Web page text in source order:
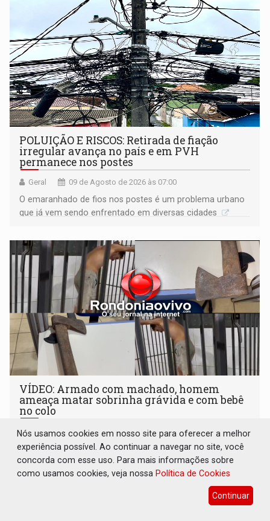
POLUIÇÃO E RISCOS: Retirada de fiação
irregular avança no país e em PVH
permanece nos postes
Geral 09 de Agosto de 2026 às 07:00
O emaranhado de fios nos postes é um problema urbano
que já vem sendo enfrentado em diversas cidades
VÍDEO: Armado com machado, homem
ameaça matar sobrinha grávida e com bebê
no colo
Polícia 09 de Agosto de 2026 às 04:05
Crime foi registrado na zona Sul de Porto Velho
Nós usamos cookies em nosso site para oferecer a melhor
experiência possível. Ao continuar a navegar no site, você
concorda com esse uso. Para mais informações sobre
como usamos cookies, veja nossa Política de Cookies
Continuar